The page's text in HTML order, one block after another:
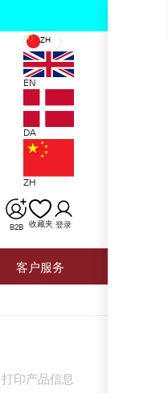
ZH
EN
DA
ZH
B2B 收藏夹 登录
客户服务
打印产品信息